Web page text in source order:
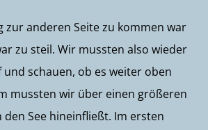
zur anderen Seite zu kommen war
zu steil. Wir mussten also wieder
schauen, ob es weiter oben
mussten wir über einen größeren
den See hineinfließt. Im ersten